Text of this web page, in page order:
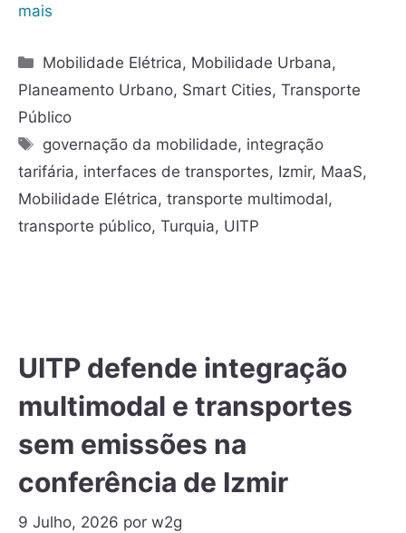
mais
Mobilidade Elétrica, Mobilidade Urbana,
Planeamento Urbano, Smart Cities, Transporte
Público
governação da mobilidade, integração
tarifária, interfaces de transportes, Izmir, MaaS,
Mobilidade Elétrica, transporte multimodal,
transporte público, Turquia, UITP
UITP defende integração
multimodal e transportes
sem emissões na
conferência de Izmir
9 Julho, 2026 por w2g